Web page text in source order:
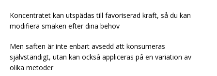
Koncentratet kan utspädas till favoriserad kraft, så du kan
modifiera smaken efter dina behov
Men saften är inte enbart avsedd att konsumeras
självständigt, utan kan också appliceras på en variation av
olika metoder